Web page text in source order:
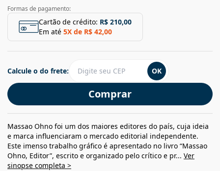
Formas de pagamento:
Cartão de crédito: R$ 210,00
Em até 5X de R$ 42,00
Comprar
Calcule o do frete: OK
Massao Ohno foi um dos maiores editores do país, cuja ideia
e marca influenciaram o mercado editorial independente.
Este imenso trabalho gráfico é apresentado no livro “Massao
Ohno, Editor”, escrito e organizado pelo crítico e pr... Ver
sinopse completa >